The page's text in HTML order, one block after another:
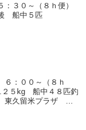
３０～（８ｈ便）
船中５匹
：００～（８ｈ
２５kg 船中４８匹釣
久留米プラザ 原